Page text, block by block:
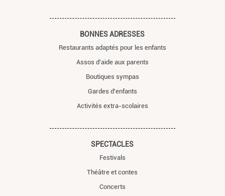
BONNES ADRESSES
Restaurants adaptés pour les enfants
Assos d'aide aux parents
Boutiques sympas
Gardes d'enfants
Activités extra-scolaires
SPECTACLES
Festivals
Théâtre et contes
Concerts